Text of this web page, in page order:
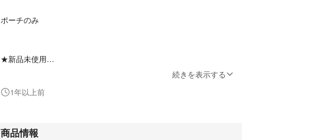
ポーチのみ
★新品未使用
続きを表示する
1年以上前
商品情報